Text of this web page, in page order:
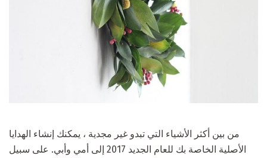
من بين أكثر الأشياء التي تبدو غير مجدية ، يمكنك إنشاء الهدايا
الأصلية الخاصة بك للعام الجديد 2017 إلى أمي وأبي. على سبيل